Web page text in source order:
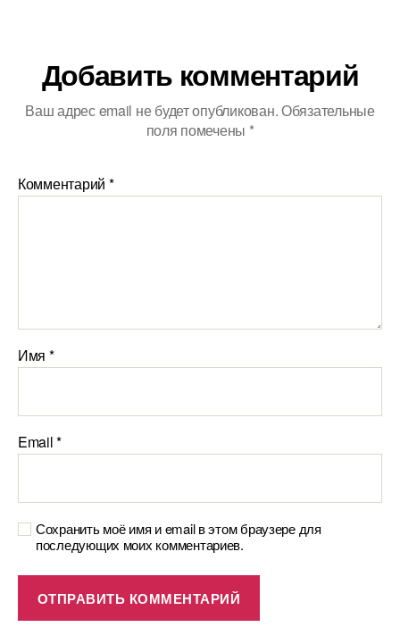
Добавить комментарий
Ваш адрес email не будет опубликован.Обязательные
поля помечены *
Комментарий *
Имя *
Email*
Сохранить моё имя и email в этом браузере для
последующих моих комментариев.